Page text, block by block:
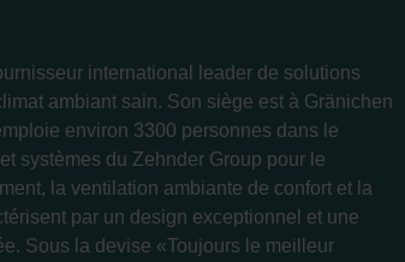
international leader de solutions
ambiant sain. Son siège est à Gränichen
environ 3300 personnes dans le
systèmes du Zehnder Group pour le
la ventilation ambiante de confort et la
par un design exceptionnel et une
Sous la devise «Toujours le meilleur